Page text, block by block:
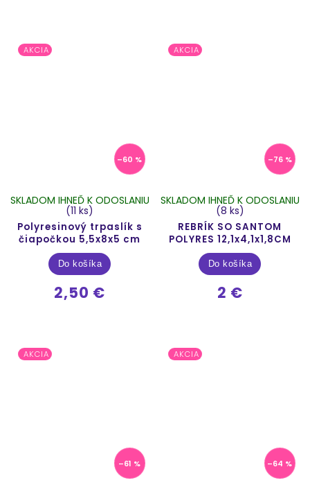
AKCIA
–60 %
Polyresinový trpaslík s
čiapočkou 5,5x8x5 cm
SKLADOM IHNEĎ K ODOSLANIU
(11 ks)
2,50 €
Do košíka
AKCIA
–76 %
REBRÍK SO SANTOM
POLYRES 12,1x4,1x1,8CM
SKLADOM IHNEĎ K ODOSLANIU
(8 ks)
2 €
Do košíka
AKCIA
–61 %
AKCIA
–64 %